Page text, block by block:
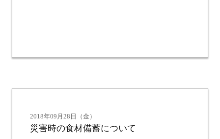
2018年09月28日（金）
災害時の食材備蓄について